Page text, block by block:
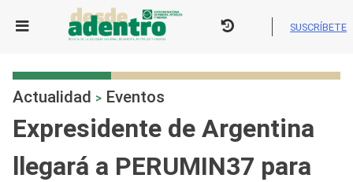
SUSCRÍBETE
Actualidad > Eventos
Expresidente de Argentina
llegará a PERUMIN37 para